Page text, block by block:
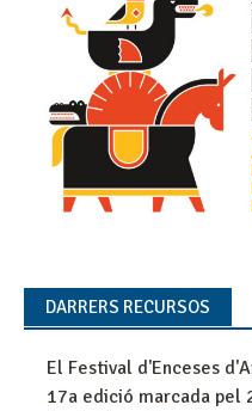
DARRERS RECURSOS
El Festival d'Enceses
17a edició marcada pel